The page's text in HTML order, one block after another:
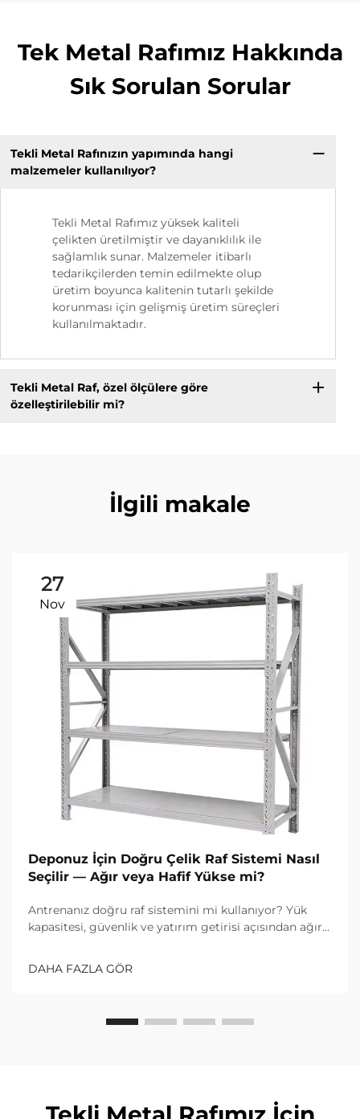
Tek Metal Rafımız Hakkında
Sık Sorulan Sorular
Tekli Metal Rafınızın yapımında hangi
malzemeler kullanılıyor?
Tekli Metal Rafımız yüksek kaliteli
çelikten üretilmiştir ve dayanıklılık ile
sağlamlık sunar. Malzemeler itibarlı
tedarikçilerden temin edilmekte olup
üretim boyunca kalitenin tutarlı şekilde
korunması için gelişmiş üretim süreçleri
kullanılmaktadır.
Tekli Metal Raf, özel ölçülere göre
özelleştirilebilir mi?
İlgili makale
27
Nov
Deponuz İçin Doğru Çelik Raf Sistemi Nasıl
Seçilir — Ağır veya Hafif Yükse mi?
Antrenanız doğru raf sistemini mi kullanıyor? Yük
kapasitesi, güvenlik ve yatırım getirisi açısından ağır
keşfedin. Maliyetli çökmelerden kaçının—tam
karşılaştırmayı şimdi alın.
DAHA FAZLA GÖR